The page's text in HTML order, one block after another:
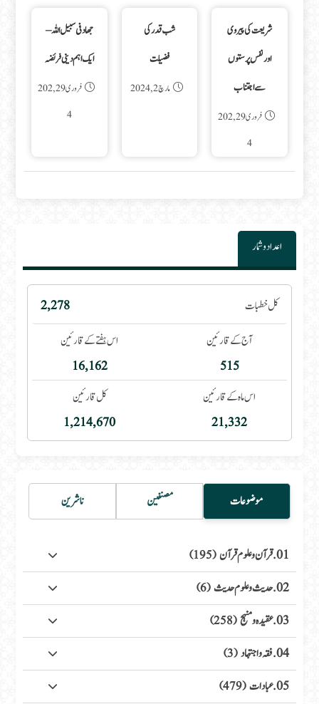
شریعت کی پیروی
اور نفس پرستوں
سے اجتناب
فروری 29, 202
4
شب قدر کی
فضیلت
مارچ 2, 2024
جهاد فی سبیل اللہ –
ایک اہم دینی فریضہ
فروری 29, 202
4
اعداد و شمار
کل خطبات
2,278
آج کے قارئین
515
اس ہفتے کے قارئین
16,162
اس ماہ کے قارئین
21,332
کل قارئین
1,214,670
موضوعات مصنفین ناشرین
01. قرآن وعلوم قرآن (195)
02. حدیث وعلوم حدیث (6)
03. عقیدہ ومنہج (258)
04. فقہ واجتہاد (3)
05. عبادات (479)